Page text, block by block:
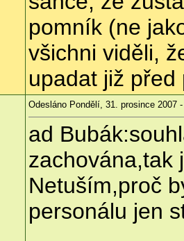
pomník (ne
všichni viděli,
upadat již
Odesláno Pondělí, 31. prosince 2007
ad
zachována,tak
Netuším,proč
personálu jen